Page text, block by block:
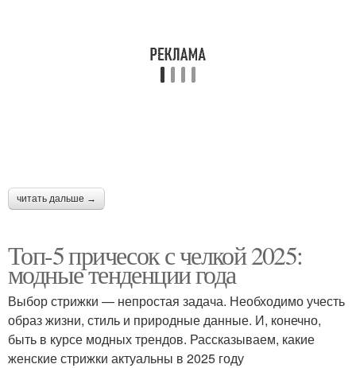
читать дальше →
Топ-5 причесок с челкой 2025:
модные тенденции года
Выбор стрижки — непростая задача. Необходимо учесть
образ жизни, стиль и природные данные. И, конечно,
быть в курсе модных трендов. Рассказываем, какие
женские стрижки актуальны в 2025 году